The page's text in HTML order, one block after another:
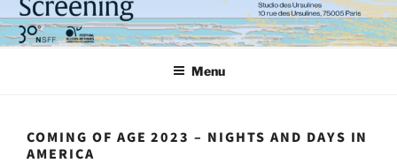
Aller
au
contenu
Menu
COMING OF AGE 2023 – NIGHTS AND DAYS IN
AMERICA